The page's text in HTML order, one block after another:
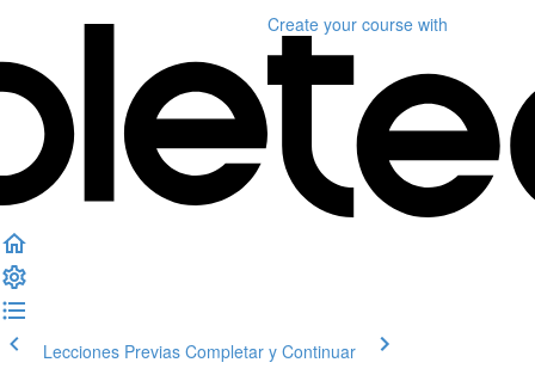
Create your course with
Lecciones Previas Completar y Continuar